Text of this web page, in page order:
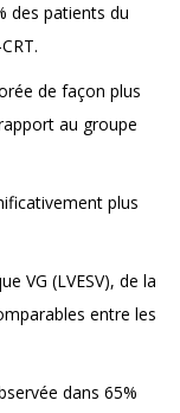
des patients du
de façon plus
au groupe
plus
VG (LVESV), de la
entre les
dans 65%